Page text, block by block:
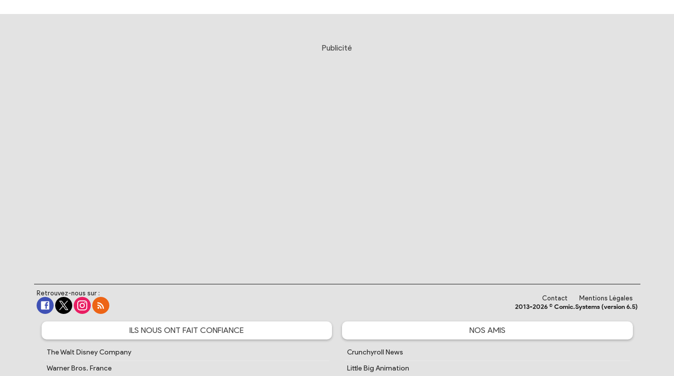
Publicité
Retrouvez-nous sur :
Contact
Mentions Légales
2013-2026 © Comic.Systems (version 6.5)
ILS NOUS ONT FAIT CONFIANCE
The Walt Disney Company
Warner Bros. France
NOS AMIS
Crunchyroll News
Little Big Animation